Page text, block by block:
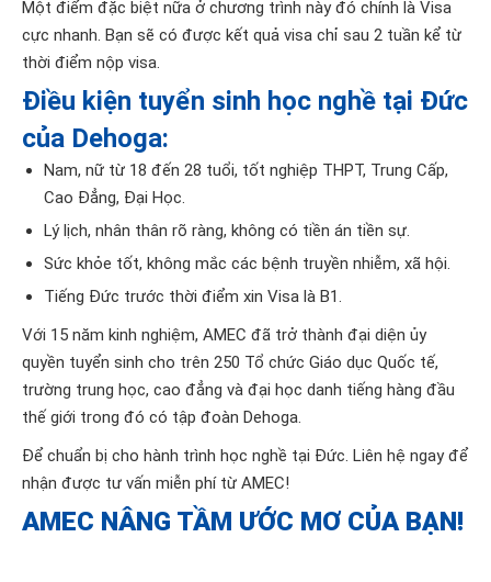
Một điểm đặc biệt nữa ở chương trình này đó chính là Visa
cực nhanh. Bạn sẽ có được kết quả visa chỉ sau 2 tuần kể từ
thời điểm nộp visa.
Điều kiện tuyển sinh học nghề tại Đức
của Dehoga:
Nam, nữ từ 18 đến 28 tuổi, tốt nghiệp THPT, Trung Cấp,
Cao Đẳng, Đại Học.
Lý lịch, nhân thân rõ ràng, không có tiền án tiền sự.
Sức khỏe tốt, không mắc các bệnh truyền nhiễm, xã hội.
Tiếng Đức trước thời điểm xin Visa là B1.
Với 15 năm kinh nghiệm, AMEC đã trở thành đại diện ủy
quyền tuyển sinh cho trên 250 Tổ chức Giáo dục Quốc tế,
trường trung học, cao đẳng và đại học danh tiếng hàng đầu
thế giới trong đó có tập đoàn Dehoga.
Để chuẩn bị cho hành trình học nghề tại Đức. Liên hệ ngay để
nhận được tư vấn miễn phí từ AMEC!
AMEC NÂNG TẦM ƯỚC MƠ CỦA BẠN!